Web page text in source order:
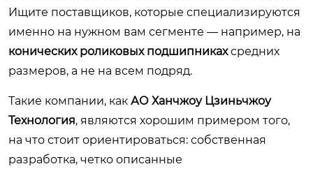
Ищите поставщиков, которые специализируются
именно на нужном вам сегменте — например, на
конических роликовых подшипникахсредних
размеров, а не на всем подряд.
Такие компании, как АО Ханчжоу Цзиньчжоу
Технология, являются хорошим примером того,
на что стоит ориентироваться: собственная
разработка, четко описанные